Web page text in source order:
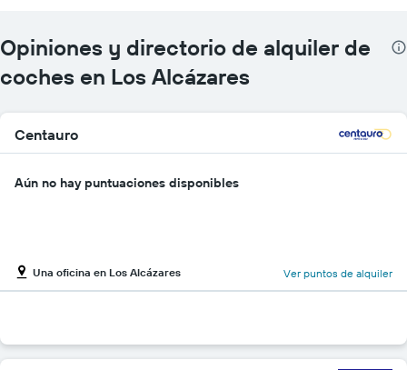
Opiniones y directorio de alquiler de
coches en Los Alcázares
Centauro
Aún no hay puntuaciones disponibles
Una oficina en Los Alcázares Ver puntos de alquiler